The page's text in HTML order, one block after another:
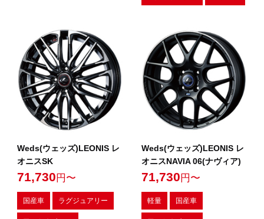
Weds(ウェッズ)LEONIS レ
オニスSK
71,730 円〜
国産車 ラグジュアリー
Weds(ウェッズ)LEONIS レ
オニスNAVIA 06(ナヴィア)
71,730 円〜
軽量 国産車